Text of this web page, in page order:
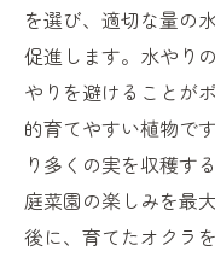
を選び、適切な量の
促進します。水やり
やりを避けることが
的育てやすい植物で
り多くの実を収穫す
庭菜園の楽しみを最
後に、育てたオクラ